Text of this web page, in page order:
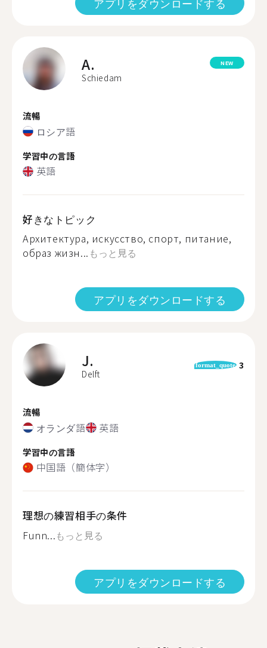
A.
Schiedam
NEW
流暢
ロシア語
学習中の言語
英語
好きなトピック
Архитектура, искусство, спорт, питание,
образ жизн... もっと見る
アプリをダウンロードする
J.
Delft
format_quote 3
流暢
オランダ語 英語
学習中の言語
中国語（簡体字）
理想の練習相手の条件
Funn...もっと見る
アプリをダウンロードする